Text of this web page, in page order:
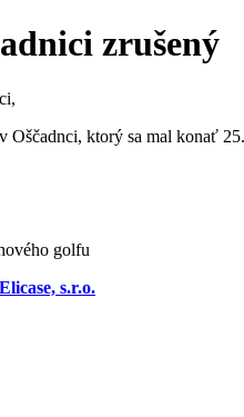
zrušený
Oščadnci, ktorý sa mal konať
golfu
Elicase, s.r.o.